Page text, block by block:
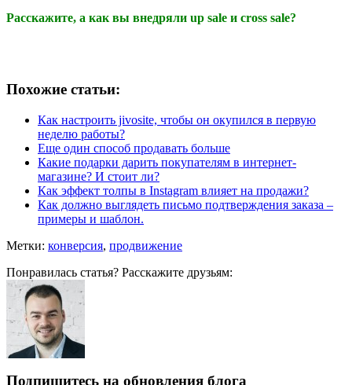
Расскажите, а как вы внедряли up sale и cross sale?
Похожие статьи:
Как настроить jivosite, чтобы он окупился в первую
неделю работы?
Еще один способ продавать больше
Какие подарки дарить покупателям в интернет-
магазине? И стоит ли?
Как эффект толпы в Instagram влияет на продажи?
Как должно выглядеть письмо подтверждения заказа –
примеры и шаблон.
Метки: конверсия, продвижение
Понравилась статья? Расскажите друзьям:
Подпишитесь на обновления блога